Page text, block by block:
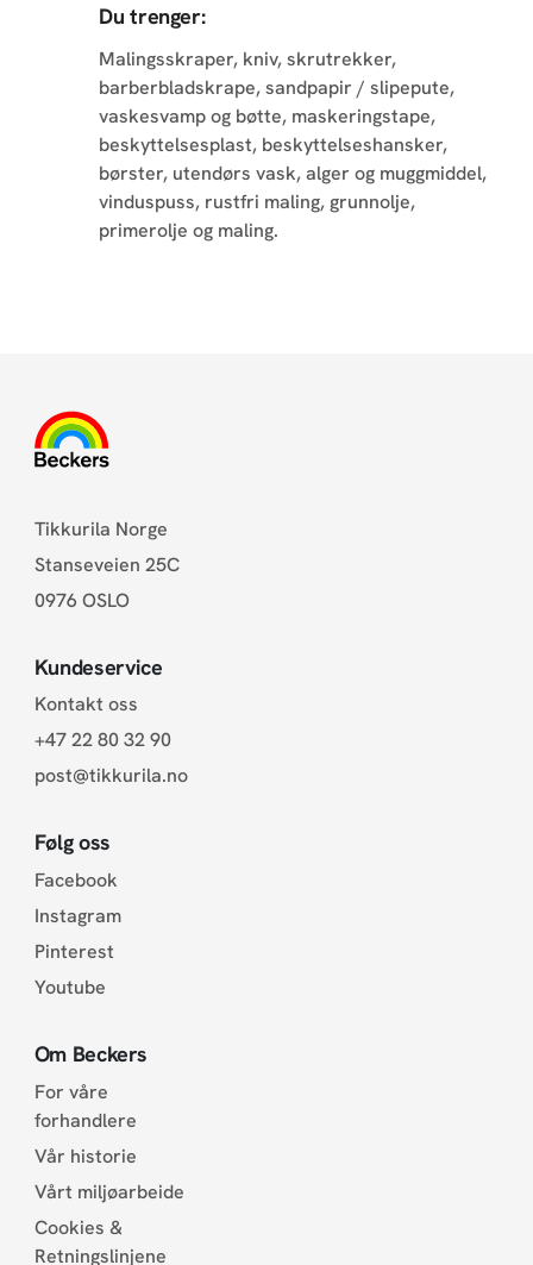
Du trenger:
Malingsskraper, kniv, skrutrekker,
barberbladskrape, sandpapir / slipepute,
vaskesvamp og bøtte, maskeringstape,
beskyttelsesplast, beskyttelseshansker,
børster, utendørs vask, alger og muggmiddel,
vinduspuss, rustfri maling, grunnolje,
primerolje og maling.
Tikkurila Norge
Stanseveien 25C
0976 OSLO
Kundeservice
Kontakt oss
+47 22 80 32 90
post@tikkurila.no
Følg oss
Facebook
Instagram
Pinterest
Youtube
Om Beckers
For våre
forhandlere
Vår historie
Vårt miljøarbeide
Cookies &
Retningslinjene